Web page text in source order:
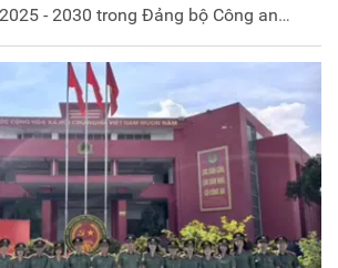
- 2030 trong Đảng bộ Công an